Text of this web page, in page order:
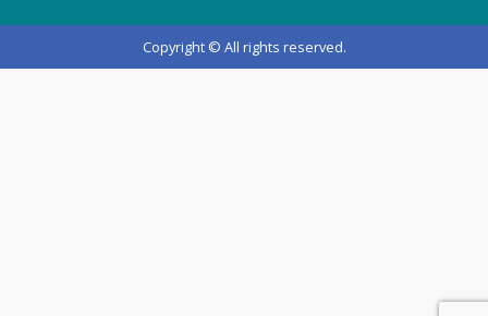
Copyright © All rights reserved.